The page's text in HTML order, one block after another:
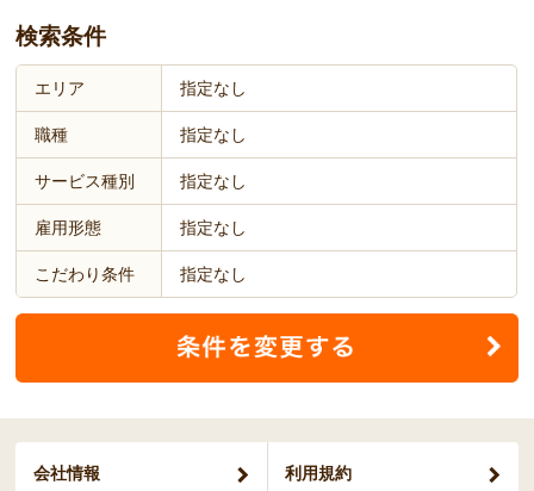
検索条件
エリア 指定なし
職種 指定なし
サービス種別 指定なし
雇用形態 指定なし
こだわり条件 指定なし
会社情報 利用規約